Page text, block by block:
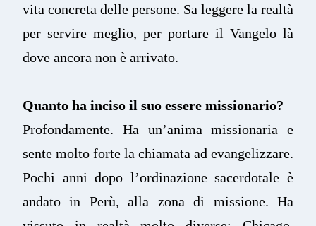
vita concreta delle persone. Sa leggere la realtà
per servire meglio, per portare il Vangelo là
dove ancora non è arrivato.
Quanto ha inciso il suo essere missionario?
Profondamente. Ha un’anima missionaria e
sente molto forte la chiamata ad evangelizzare.
Pochi anni dopo l’ordinazione sacerdotale è
andato in Perù, alla zona di missione. Ha